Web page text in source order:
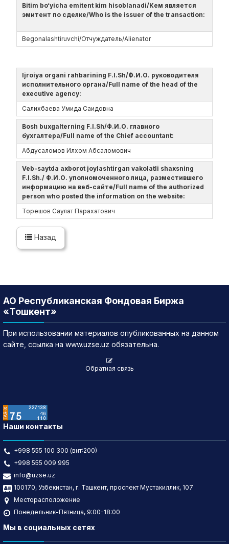
Bitim bo‘yicha emitent kim hisoblanadi/Кем является
эмитент по сделке/Who is the issuer of the transaction:
Begonalashtiruvchi/Отчуждатель/Alienator
Ijroiya organi rahbarining F.I.Sh/Ф.И.О. руководителя
исполнительного органа/Full name of the head of the
executive agency:
Салихбаева Умида Саидовна
Bosh buxgalterning F.I.Sh/Ф.И.О. главного
бухгалтера/Full name of the Chief accountant:
Абдусаломов Илхом Абсаломович
Veb-saytda axborot joylashtirgan vakolatli shaxsning
F.I.Sh./ Ф.И.О. уполномоченного лица, разместившего
информацию на веб-сайте/Full name of the authorized
person who posted the information on the website:
Торешов Саулат Парахатович
Назад
АО Республиканская Фондовая Биржа
«Тошкент»
При использовании материалов опубликованных на данном
сайте, ссылка на www.uzse.uz обязательна.
Обратная связь
Наши контакты
+998 555 100 300 (внт:200)
+998 555 009 995
info@uzse.uz
100170, Узбекистан, г. Ташкент, проспект Мустакиллик, 107
Месторасположение
Понедельник-Пятница, 9:00-18:00
Мы в социальных сетях